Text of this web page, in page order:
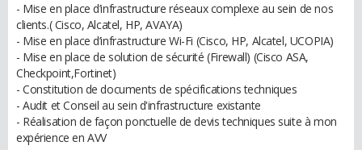
- Mise en place d’infrastructure réseaux complexe au sein de nos
clients.( Cisco, Alcatel, HP, AVAYA)
- Mise en place d’infrastructure Wi-Fi (Cisco, HP, Alcatel, UCOPIA)
- Mise en place de solution de sécurité (Firewall) (Cisco ASA,
Checkpoint,Fortinet)
- Constitution de documents de spécifications techniques
- Audit et Conseil au sein d'infrastructure existante
- Réalisation de façon ponctuelle de devis techniques suite à mon
expérience en AVV